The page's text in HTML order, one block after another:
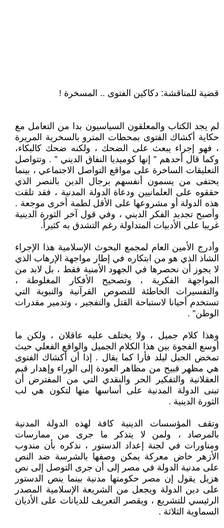
قضية للمناقشة: دكاكين الفتوى .. المسخرة !
لم يجد الكتاب والمعلقون السياسيون بدا من التعامل مع
حكاية أكشاك الفتوى بمحطات المترو بالسخرية المريرة
، فهو إجراء يبعث على الضحك ، ولكنه ضحك كالبكاء،
وكما قال أحدهم ” إنها كوميديا النفاق الديني ” . وتتواصل
التعليقات الساخرة على مواقع التواصل الاجتماعي ، بينما
يحتفى من يسمون أنفسهم برجال الدين بالنصر الذي
حققوه على العلمانيين ودعاة الدولة المدنية ، فقد تلقت
هذه الدولة أو مشروعها على الأقل لطمة أخرى موجعة .
وأصبح تجديد الفكر الديني ، وفي قول آخر الثورة الدينية
غريبا على الأدبيات المتداولة رغم التشدق به كثيراً.
وأدرج الأمين العام لمجمع البحوث الإسلامية هذا الإجراء
الشاذ الذي هو من ابتكاره في إطار مواجهة الإرهاب الذي
لا يجوز أن نحصرها في الجهود الأمنية فقط ، بل لابد من
المواجهة الفكرية ، وتصحيح الأفكار المغلوطة ،
والتفسيرات الخاطئة للنصوص القرآنية والنبوية التي
تستخدم أحيانا لاستباحة القتل والتفجير ، وتدمير مقدرات
الوطن” .
وهذا كلام جميل ، ولا يختلف عليه عاقلان ، ولكن ما
أوسع الفجوة بين هذا الكلام الجميل والواقع الفعلي حيث
تمخض الجبل ليلد فأرا كما يقال . إذا أن أكشاك الفتوى
هي مظهر قبيح من مظاهر العودة إلى الوراء وإهدار قيم
العقلانية والتفكير الحر والنقدي التي من المفترض أن
تبنى الدولة المدنية على أساسها منها لتكون هي لب
الثورة الدينية .
وتقف المؤسسات الدينية كافة لهذه الدولة المدنية
بالمرصاد ، ولمن لا يتذكر ما جرى من ممارسات
ومناورات في لجنة إعداد الدستور ، نذكره بأن مندوب
الأزهر خاض معركة يمكن وصفها بالشرسة ضد النص
على مدنية الدولة في مصر إلى أن جرى التوصل إلى نص
هزيل يقول إن مصر حكومتها مدنية بينما ينص الدستور
على دين الدولة ويجعل من الشريعة الإسلامية المصدر
الرئيسي للتشريع ، ويقصر التعريف للديانات على الأديان
السماوية الثلاثة .